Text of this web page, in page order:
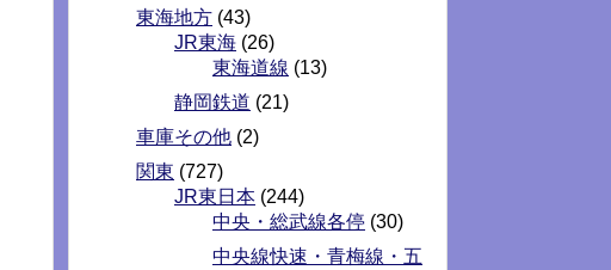
東海地方 (43)
JR東海 (26)
東海道線 (13)
静岡鉄道 (21)
車庫その他 (2)
関東 (727)
JR東日本 (244)
中央・総武線各停 (30)
中央線快速・青梅線・五